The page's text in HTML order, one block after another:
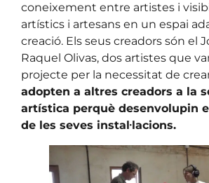
coneixement entre artistes i
artístics i artesans en un espai
creació. Els seus creadors són el
Raquel Olivas, dos artistes que
projecte per la necessitat de
adopten a altres creadors a la
artística perquè desenvolupin
de les seves instal·lacions.